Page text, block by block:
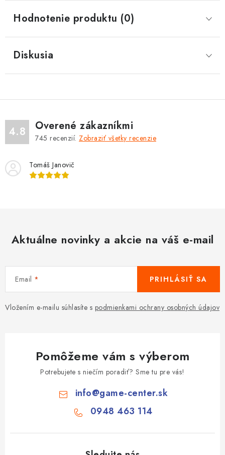
Hodnotenie produktu (0)
Diskusia
4.8 Overené zákazníkmi
745 recenzií. Zobraziť všetky recenzie
Tomáš Janovič
Aktuálne novinky a akcie na váš e-mail
Email
Vložením e-mailu súhlasíte s podmienkami ochrany osobných údajov
PRIHLÁSIŤ SA
Pomôžeme vám s výberom
Potrebujete s niečím poradiť? Sme tu pre vás!
info@game-center.sk
0948 463 114